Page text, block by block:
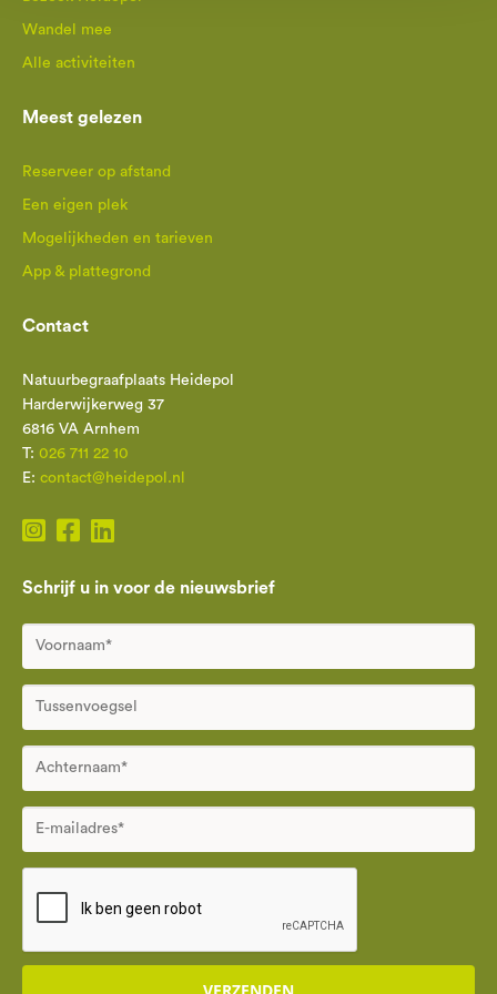
Wandel mee
Alle activiteiten
Meest gelezen
Reserveer op afstand
Een eigen plek
Mogelijkheden en tarieven
App & plattegrond
Contact
Natuurbegraafplaats Heidepol
Harderwijkerweg 37
6816 VA Arnhem
T: 026 711 22 10
E: contact@heidepol.nl
Schrijf u in voor de nieuwsbrief